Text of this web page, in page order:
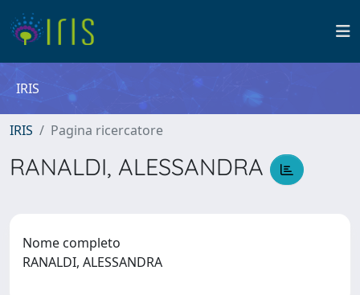
IRIS
IRIS Pagina ricercatore
RANALDI, ALESSANDRA
Nome completo
RANALDI, ALESSANDRA